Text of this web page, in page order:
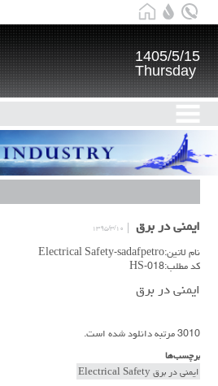
1405/5/15
Thursday
ایمنی در برق ۱۳۹۵/۳/۱۰
نام لاتین:Electrical Safety-sadafpetro
کد مطلب:HS-018
ایمنی در برق
3010 مرتبه دانلود شده است.
برچسب‌ها
ایمنی در برق Electrical Safety